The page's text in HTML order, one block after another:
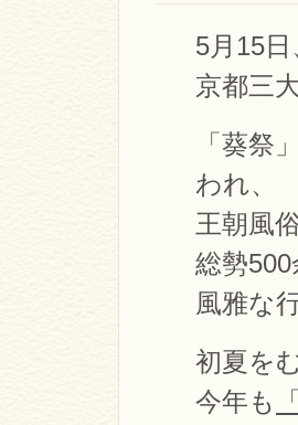
5月15日
京都三
「葵祭
われ、
王朝風
総勢
風雅な
初夏を
今年も